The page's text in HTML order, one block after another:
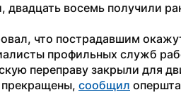
двадцать восемь получили
что пострадавшим
профильных служб
переправу закрыли для
сообщил